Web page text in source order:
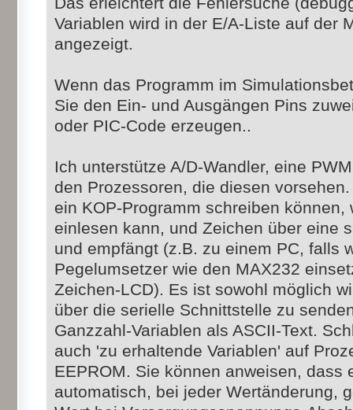
Variablen wird in der E/A-Liste auf der
angezeigt.
Wenn das Programm im
Sie den Ein- und Ausgängen Pins
oder PIC-Code erzeugen..
Ich unterstütze A/D-Wandler, eine
den Prozessoren, die diesen
ein KOP-Programm schreiben
einlesen kann, und Zeichen über eine
und empfängt (z.B. zu einem PC, falls
Pegelumsetzer wie den MAX232
Zeichen-LCD). Es ist sowohl möglich
über die serielle Schnittstelle zu
Ganzzahl-Variablen als ASCII-Text.
auch 'zu erhaltende Variablen' auf
EEPROM. Sie können anweisen, dass
automatisch, bei jeder Wertänderung,